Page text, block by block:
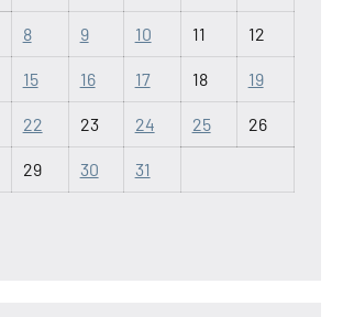
8 9 10 11 12
15 16 17 18 19
22 23 24 25 26
29 30 31